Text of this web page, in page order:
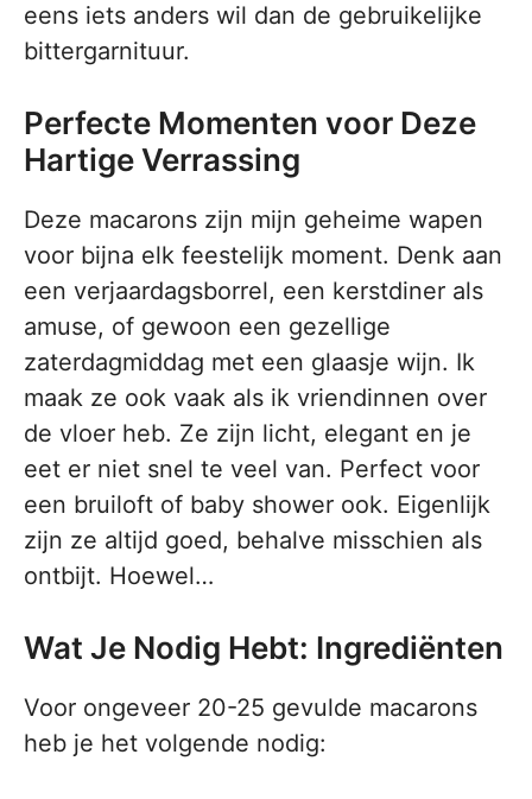
eens iets anders wil dan de gebruikelijke
bittergarnituur.
Perfecte Momenten voor Deze
Hartige Verrassing
Deze macarons zijn mijn geheime wapen
voor bijna elk feestelijk moment. Denk aan
een verjaardagsborrel, een kerstdiner als
amuse, of gewoon een gezellige
zaterdagmiddag met een glaasje wijn. Ik
maak ze ook vaak als ik vriendinnen over
de vloer heb. Ze zijn licht, elegant en je
eet er niet snel te veel van. Perfect voor
een bruiloft of baby shower ook. Eigenlijk
zijn ze altijd goed, behalve misschien als
ontbijt. Hoewel…
Wat Je Nodig Hebt: Ingrediënten
Voor ongeveer 20-25 gevulde macarons
heb je het volgende nodig: